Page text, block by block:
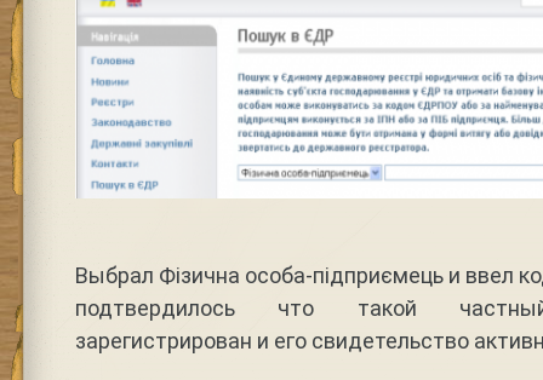
Выбрал Фізична особа-підприємець и ввел
подтвердилось что такой
зарегистрирован и его свидетельство